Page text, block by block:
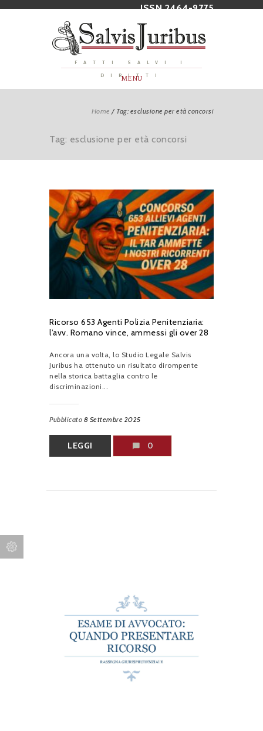
ISSN 2464-9775
FATTI SALVI I
DIRITTI
MENU
Home / Tag: esclusione per età concorsi
Tag: esclusione per età concorsi
Ricorso 653 Agenti Polizia Penitenziaria:
l’avv. Romano vince, ammessi gli over 28
Ancora una volta, lo Studio Legale Salvis
Juribus ha ottenuto un risultato dirompente
nella storica battaglia contro le
discriminazioni...
Pubblicato 8 Settembre 2025
LEGGI 0